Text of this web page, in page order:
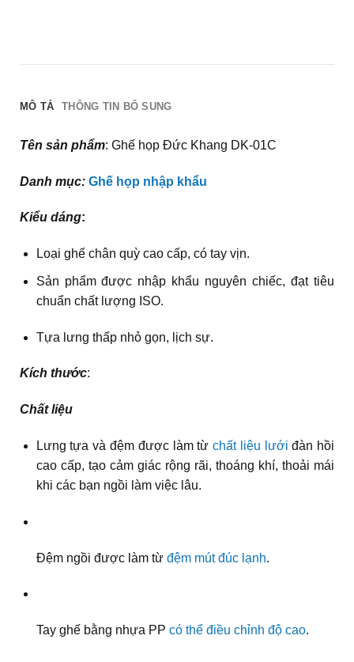
MÔ TẢ THÔNG TIN BỔ SUNG
Tên sản phẩm: Ghế họp Đức Khang DK-01C
Danh mục: Ghế họp nhập khẩu
Kiểu dáng:
Loại ghế chân quỳ cao cấp, có tay vịn.
Sản phẩm được nhập khẩu nguyên chiếc, đạt tiêu
chuẩn chất lượng ISO.
Tựa lưng thấp nhỏ gọn, lịch sự.
Kích thước:
Chất liệu
Lưng tựa và đệm được làm từchất liệu lưới đàn hồi
cao cấp, tạo cảm giác rộng rãi, thoáng khí, thoải mái
khi các bạn ngồi làm việc lâu.
Đệm ngồi được làm từ đệm mút đúc lạnh.
Tay ghế bằng nhựa PP có thể điều chỉnh độ cao.